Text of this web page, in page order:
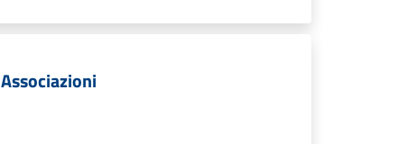
Associazioni